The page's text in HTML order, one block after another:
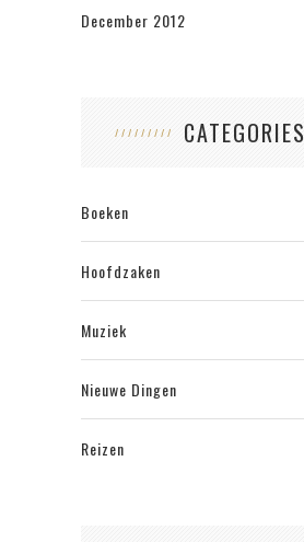
December 2012
CATEGORIES
Boeken
Hoofdzaken
Muziek
Nieuwe Dingen
Reizen